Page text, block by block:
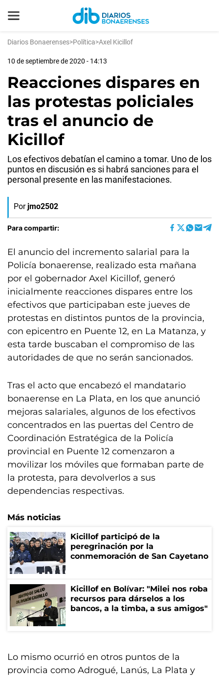
Diarios Bonaerenses>Política>Axel Kicillof
10 de septiembre de 2020 - 14:13
Reacciones dispares en
las protestas policiales
tras el anuncio de
Kicillof
Los efectivos debatían el camino a tomar. Uno de los
puntos en discusión es si habrá sanciones para el
personal presente en las manifestaciones.
Por jmo2502
Para compartir:
El anuncio del incremento salarial para la
Policía bonaerense, realizado esta mañana
por el gobernador Axel Kicillof, generó
inicialmente reacciones dispares entre los
efectivos que participaban este jueves de
protestas en distintos puntos de la provincia,
con epicentro en Puente 12, en La Matanza, y
esta tarde buscaban el compromiso de las
autoridades de que no serán sancionados.
Tras el acto que encabezó el mandatario
bonaerense en La Plata, en los que anunció
mejoras salariales, algunos de los efectivos
concentrados en las puertas del Centro de
Coordinación Estratégica de la Policía
provincial en Puente 12 comenzaron a
movilizar los móviles que formaban parte de
la protesta, para devolverlos a sus
dependencias respectivas.
Más noticias
Kicillof participó de la
peregrinación por la
conmemoración de San Cayetano
Kicillof en Bolívar: "Milei nos roba
recursos para dárselos a los
bancos, a la timba, a sus amigos"
Lo mismo ocurrió en otros puntos de la
provincia como Adrogué, Lanús, La Plata y